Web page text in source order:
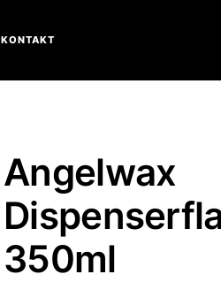
KONTAKT
Angelwax
350ml